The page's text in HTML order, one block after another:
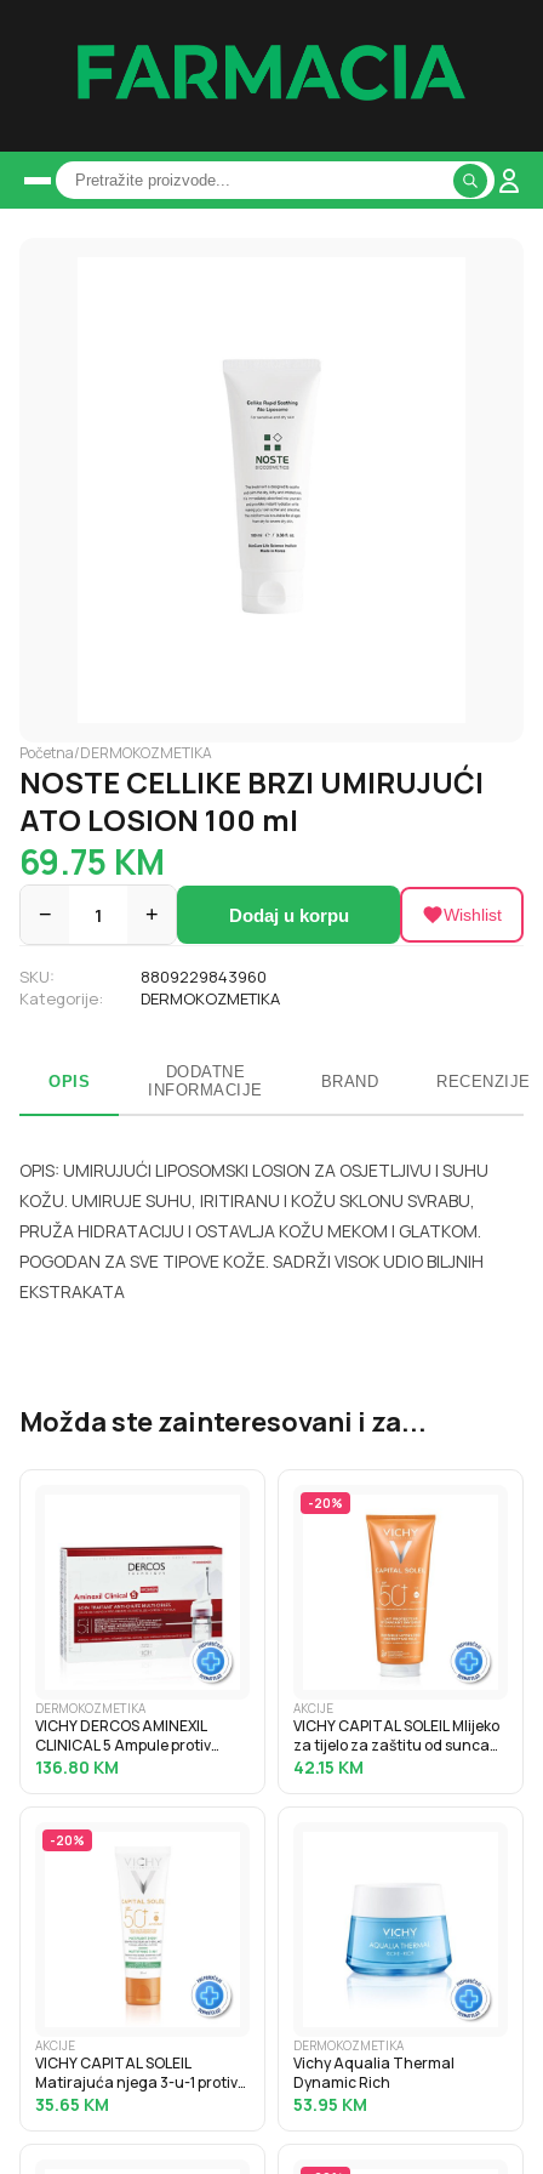
Početna/DERMOKOZMETIKA
NOSTE CELLIKE BRZI UMIRUJUĆI
ATO LOSION 100 ml
69.75 KM
− 1 + Dodaj u korpu Wishlist
SKU:
8809229843960
Kategorije:
DERMOKOZMETIKA
OPIS
DODATNE
INFORMACIJE
BRAND RECENZIJE
OPIS: UMIRUJUĆI LIPOSOMSKI LOSION ZA OSJETLJIVU I SUHU
KOŽU. UMIRUJE SUHU, IRITIRANU I KOŽU SKLONU SVRABU,
PRUŽA HIDRATACIJU I OSTAVLJA KOŽU MEKOM I GLATKOM.
POGODAN ZA SVE TIPOVE KOŽE. SADRŽI VISOK UDIO BILJNIH
EKSTRAKATA
Možda ste zainteresovani i za...
DERMOKOZMETIKA
VICHY DERCOS AMINEXIL
CLINICAL 5 Ampule protiv
ispadanja kose za žene 21x6
136.80 KM
-20%
AKCIJE
VICHY CAPITAL SOLEIL Mlijeko
za tijelo za zaštitu od sunca
SPF50+, obiteljsko pakiranje,
42.15 KM
-20%
AKCIJE
VICHY CAPITAL SOLEIL
Matirajuća njega 3-u-1 protiv
masnog sjaja SPF50+, 50 ml
35.65 KM
DERMOKOZMETIKA
Vichy Aqualia Thermal
Dynamic Rich
53.95 KM